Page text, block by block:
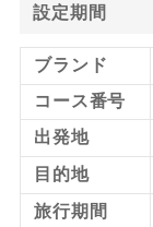
設定期間
ブランド
コース番号
出発地
目的地
旅行期間
1名様1室同代
金
ご夫婦限定
女性限定